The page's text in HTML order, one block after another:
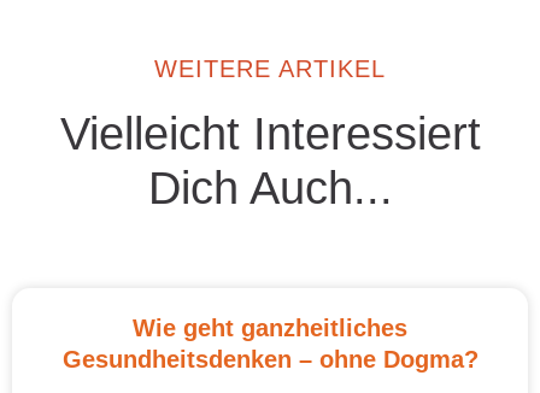
WEITERE ARTIKEL
Vielleicht Interessiert
Dich Auch...
Wie geht ganzheitliches
Gesundheitsdenken – ohne Dogma?